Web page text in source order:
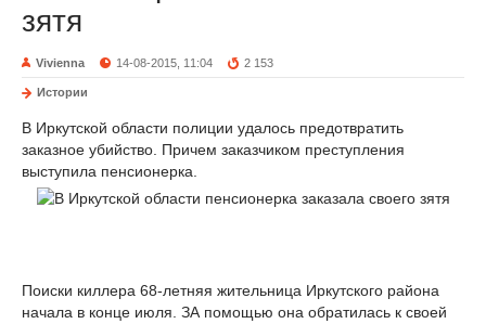
зятя
Vivienna 14-08-2015, 11:04 2 153
Истории
В Иркутской области полиции удалось предотвратить
заказное убийство. Причем заказчиком преступления
выступила пенсионерка.
Поиски киллера 68-летняя жительница Иркутского района
начала в конце июля. ЗА помощью она обратилась к своей